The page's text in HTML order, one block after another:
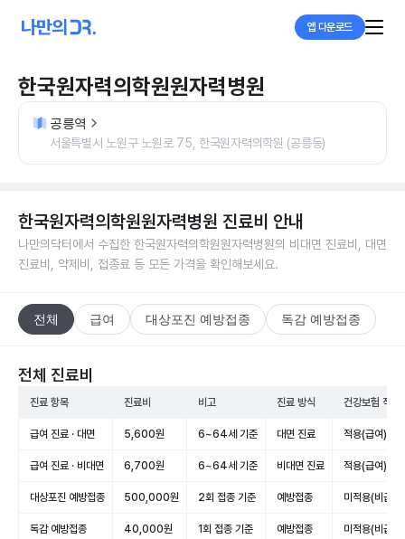
앱 다운로드
한국원자력의학원원자력병원
공릉역
서울특별시 노원구 노원로 75, 한국원자력의학원 (공릉동)
한국원자력의학원원자력병원 진료비 안내
나만의닥터에서 수집한 한국원자력의학원원자력병원의 비대면 진료비, 대면
진료비, 약제비, 접종료 등 모든 가격을 확인해보세요.
전체 급여 대상포진 예방접종 독감 예방접종
전체 진료비
진료 항목 진료비 비고 진료 방식 건강보험 적용
급여 진료 · 대면 5,600원 6~64세 기준 대면 진료 적용(급여)
급여 진료 · 비대면 6,700원 6~64세 기준 비대면 진료 적용(급여)
대상포진 예방접종 500,000원 2회 접종 기준 예방접종 미적용(비급여)
독감 예방접종 40,000원 1회 접종 기준 예방접종 미적용(비급여)